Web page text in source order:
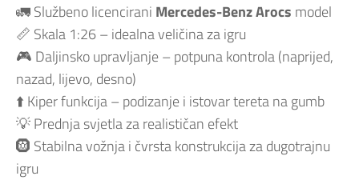
🚛 Službeno licencirani Mercedes-Benz Arocs model
📏 Skala 1:26 – idealna veličina za igru
🎮 Daljinsko upravljanje – potpuna kontrola (naprijed,
nazad, lijevo, desno)
⬆️ Kiper funkcija – podizanje i istovar tereta na gumb
💡 Prednja svjetla za realističan efekt
🛞 Stabilna vožnja i čvrsta konstrukcija za dugotrajnu
igru